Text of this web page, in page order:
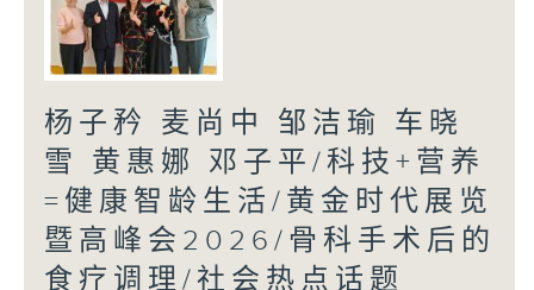
杨子矜 麦尚中 邹洁瑜 车晓
雪 黄惠娜 邓子平/科技+营养
=健康智龄生活/黄金时代展览
暨高峰会2026/骨科手术后的
食疗调理/社会热点话题